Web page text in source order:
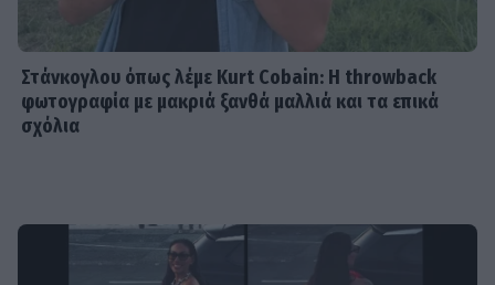
Στάνκογλου όπως λέμε Kurt Cobain: H throwback
φωτογραφία με μακριά ξανθά μαλλιά και τα επικά
σχόλια